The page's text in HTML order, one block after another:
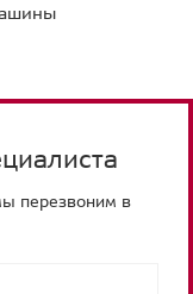
перезвоним в